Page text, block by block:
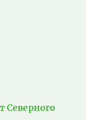
Северного